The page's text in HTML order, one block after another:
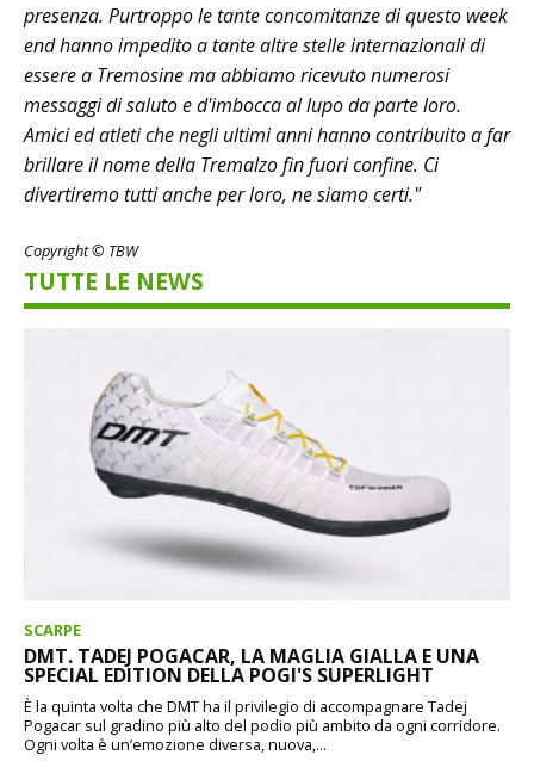
presenza. Purtroppo le tante concomitanze di questo week
end hanno impedito a tante altre stelle internazionali di
essere a Tremosine ma abbiamo ricevuto numerosi
messaggi di saluto e d'imbocca al lupo da parte loro.
Amici ed atleti che negli ultimi anni hanno contribuito a far
brillare il nome della Tremalzo fin fuori confine. Ci
divertiremo tutti anche per loro, ne siamo certi."
Copyright © TBW
TUTTE LE NEWS
SCARPE
DMT. TADEJ POGACAR, LA MAGLIA GIALLA E UNA
SPECIAL EDITION DELLA POGI'S SUPERLIGHT
È la quinta volta che DMT ha il privilegio di accompagnare Tadej
Pogacar sul gradino più alto del podio più ambito da ogni corridore.
Ogni volta è un’emozione diversa, nuova,...